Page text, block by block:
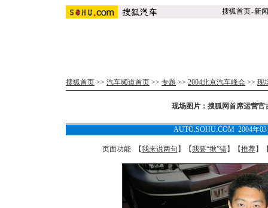
搜狐首页-新闻
搜狐首页 >> 汽车频道首页 >> 专题 >> 2004北京汽车峰会 >> 现
现场图片：搜狐网首席运营官
AUTO.SOHU.COM 2004年
页面功能 【我来说两句 】【我要“揪”错】【推荐】